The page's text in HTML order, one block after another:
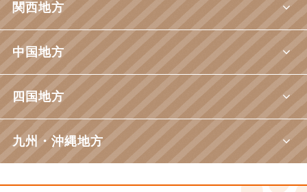
関西地方
中国地方
四国地方
九州・沖縄地方